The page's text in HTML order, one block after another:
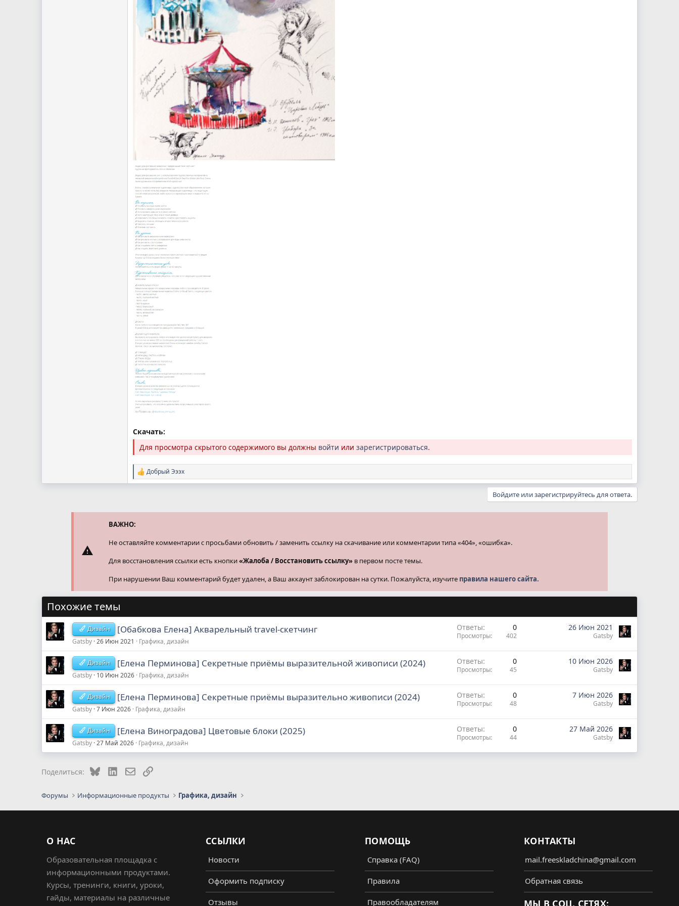
Скачать:
Для просмотра скрытого содержимого вы должны войти или зарегистрироваться.
Р
е
и
Добрый Эээх
Войдите или зарегистрируйтесь для ответа.
ВАЖНО:
Не оставляйте комментарии с просьбами обновить / заменить ссылку на скачивание или комментарии типа «404», «ошибка».
Для восстановления ссылки есть кнопки«Жалоба / Восстановить ссылку» в первом посте темы.
При нарушении Ваш комментарий будет удален, а Ваш аккаунт заблокирован на сутки. Пожалуйста, изучите правила нашего сайта.
Похожие темы
Дизайн [Обабкова Елена] Акварельный travel-скетчинг
Gatsby 26 Июн 2021 Графика, дизайн
Ответы 0
Просмотры 402
26 Июн 2021
Gatsby
Дизайн [Елена Перминова] Секретные приёмы выразительной живописи (2024)
Gatsby 10 Июн 2026 Графика, дизайн
Ответы 0
Просмотры 45
10 Июн 2026
Gatsby
Дизайн [Елена Перминова] Секретные приёмы выразительно живописи (2024)
Gatsby 7 Июн 2026 Графика, дизайн
Ответы 0
Просмотры 48
7 Июн 2026
Gatsby
Дизайн [Елена Виноградова] Цветовые блоки (2025)
Gatsby 27 Май 2026 Графика, дизайн
Ответы 0
Просмотры 44
27 Май 2026
Gatsby
Поделиться: BlueskyLinkedInЭлектронная почта
Ссылка
Форумы Информационные продукты Графика, дизайн
О НАС
Образовательная площадка с
информационными продуктами.
Курсы, тренинги, книги, уроки,
гайды, материалы на различные
ССЫЛКИ
Новости
Оформить подписку
Отзывы
ПОМОЩЬ
Справка (FAQ)
Правила
Правообладателям
КОНТАКТЫ
mail.freeskladchina@gmail.com
Обратная связь
МЫ В СОЦ. СЕТЯХ: